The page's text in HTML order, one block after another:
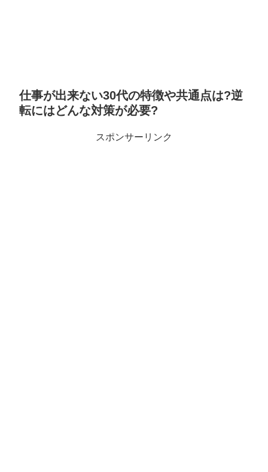
仕事が出来ない30代の特徴や共通点は?逆
転にはどんな対策が必要?
スポンサーリンク